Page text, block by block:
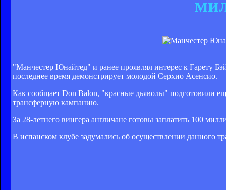
"Манчестер Юнайтед" и ранее проявлял интерес к Гарету
последнее время демонстрирует молодой Серхио Асенсио.
Как сообщает Don Balon, "красные дьяволы" подготовили
трансферную кампанию.
За 28-летнего вингера англичане готовы заплатить 100
В испанском клубе задумались об осуществлении данного